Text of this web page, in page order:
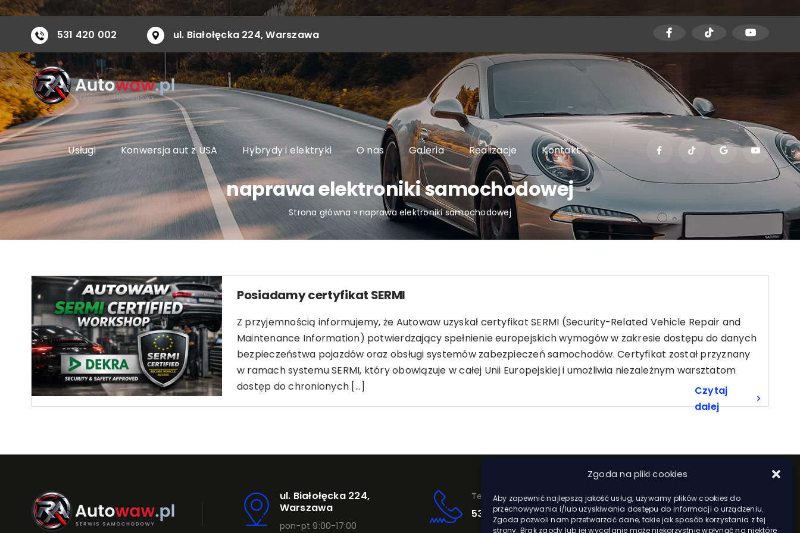
Zgoda na pliki cookies
Aby zapewnić najlepszą jakość usług, używamy plików cookies do
przechowywania i/lub uzyskiwania dostępu do informacji o urządzeniu.
Zgoda pozwoli nam przetwarzać dane, takie jak sposób korzystania z tej
strony. Brak zgody lub jej wycofanie może niekorzystnie wpłynąć na niektóre
Przejdź
zawartości
531 420 002 ul. Białołęcka 224, Warszawa
Usługi Konwersja aut z USA Hybrydy i elektryki O nas Galeria Realizacje Kontakt
naprawa elektroniki samochodowej
Strona główna »naprawa elektroniki samochodowej
Posiadamy certyfikat SERMI
Z przyjemnością informujemy, że Autowaw uzyskał certyfikat SERMI (Security-Related Vehicle Repair and
Maintenance Information) potwierdzający spełnienie europejskich wymogów w zakresie dostępu do danych
bezpieczeństwa pojazdów oraz obsługi systemów zabezpieczeń samochodów. Certyfikat został przyznany
w ramach systemu SERMI, który obowiązuje w całej Unii Europejskiej i umożliwia niezależnym warsztatom
dostęp do chronionych [...]
Czytaj
dalej
ul. Białołęcka 224,
Warszawa
pon-pt 9:00-17:00
Telefon
531 420 002